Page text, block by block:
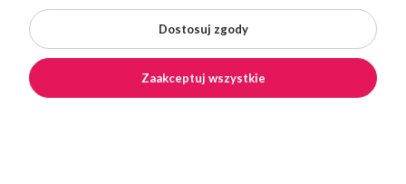
Dostosuj zgody
Zaakceptuj wszystkie